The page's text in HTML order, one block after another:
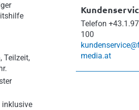
Telefon
100
media.at
Teilzeit,
inklusive